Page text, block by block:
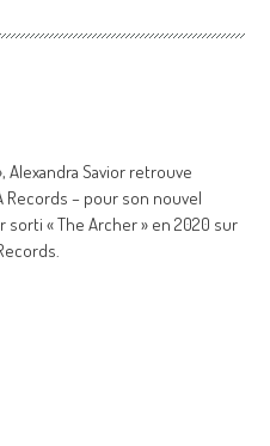
Alexandra Savior retrouve
Records – pour son nouvel
sorti « The Archer » en 2020 sur